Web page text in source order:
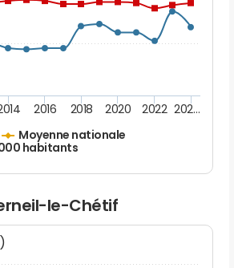
Moyenne nationale
habitants
2016 2018 2020 2022 202…
le-Chétif